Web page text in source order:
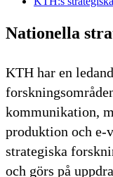
Nationella
KTH har en
kommunikation,
produktion och e-
strategiska
och görs på